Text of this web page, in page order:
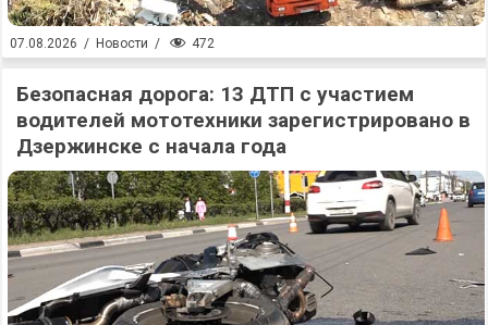
07.08.2026 / Новости / 472
Безопасная дорога: 13 ДТП с участием
водителей мототехники зарегистрировано в
Дзержинске с начала года